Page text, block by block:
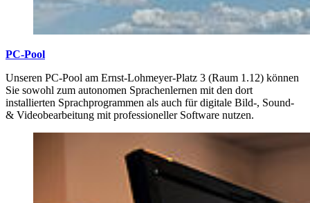
PC-Pool
Unseren PC-Pool am Ernst-Lohmeyer-Platz 3 (Raum 1.12) können
Sie sowohl zum autonomen Sprachen­lernen mit den dort
installierten Sprachprogrammen als auch für digitale Bild-, Sound-
& Videobearbeitung mit professioneller Software nutzen.